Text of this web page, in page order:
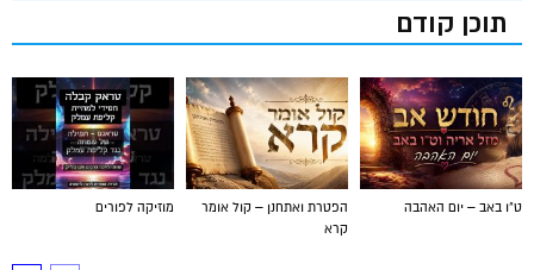
תוכן קודם
מוזיקה לפורים
הפטרת ואתחנן – קול אומר
קרא
ט"ו באב – יום האהבה